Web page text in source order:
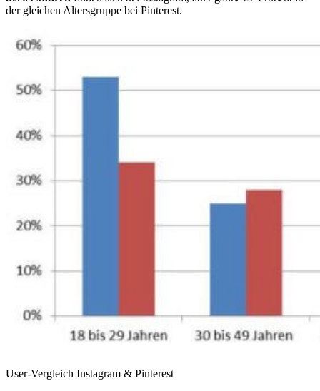
der gleichen Altersgruppe bei Pinterest.
User-Vergleich Instagram & Pinterest